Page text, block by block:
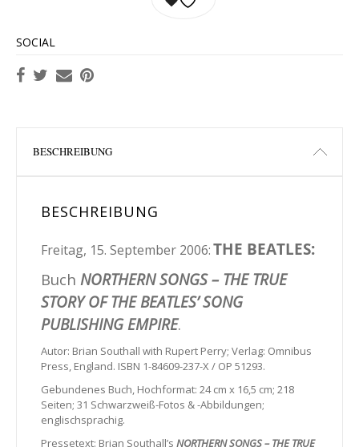
SOCIAL
BESCHREIBUNG
BESCHREIBUNG
Freitag, 15. September 2006:THE BEATLES:
Buch NORTHERN SONGS – THE TRUE
STORY OF THE BEATLES’ SONG
PUBLISHING EMPIRE.
Autor: Brian Southall with Rupert Perry; Verlag: Omnibus
Press, England. ISBN 1-84609-237-X / OP 51293.
Gebundenes Buch, Hochformat: 24 cm x 16,5 cm; 218
Seiten; 31 Schwarzweiß-Fotos & -Abbildungen;
englischsprachig.
Pressetext: Brian Southall’s NORTHERN SONGS – THE TRUE